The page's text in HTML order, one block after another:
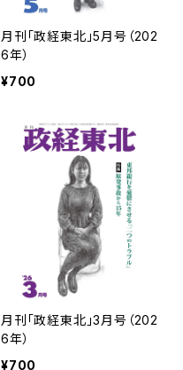
月刊「政経東北」5月号（202
6年）
¥700
月刊「政経東北」3月号（202
6年）
¥700